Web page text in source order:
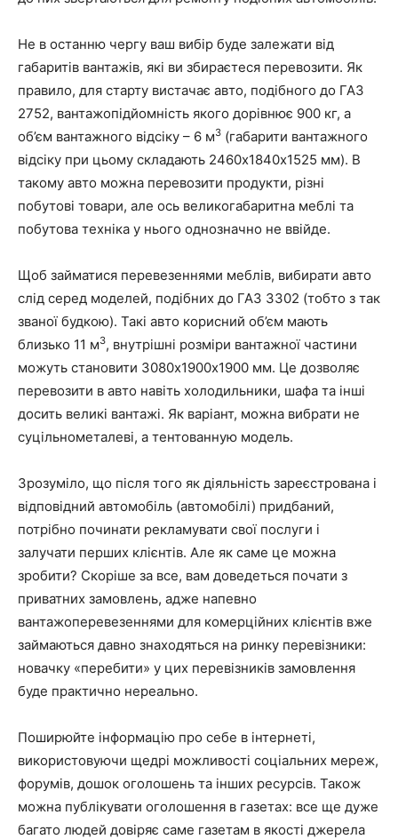
Не в останню чергу ваш вибір буде залежати від
габаритів вантажів, які ви збираєтеся перевозити. Як
правило, для старту вистачає авто, подібного до ГАЗ
2752, вантажопідйомність якого дорівнює 900 кг, а
об’єм вантажного відсіку – 6 м3 (габарити вантажного
відсіку при цьому складають 2460х1840х1525 мм). В
такому авто можна перевозити продукти, різні
побутові товари, але ось великогабаритна меблі та
побутова техніка у нього однозначно не ввійде.
Щоб займатися перевезеннями меблів, вибирати авто
слід серед моделей, подібних до ГАЗ 3302 (тобто з так
званої будкою). Такі авто корисний об’єм мають
близько 11 м3, внутрішні розміри вантажної частини
можуть становити 3080х1900х1900 мм. Це дозволяє
перевозити в авто навіть холодильники, шафа та інші
досить великі вантажі. Як варіант, можна вибрати не
суцільнометалеві, а тентованную модель.
Зрозуміло, що після того як діяльність зареєстрована і
відповідний автомобіль (автомобілі) придбаний,
потрібно починати рекламувати свої послуги і
залучати перших клієнтів. Але як саме це можна
зробити? Скоріше за все, вам доведеться почати з
приватних замовлень, адже напевно
вантажоперевезеннями для комерційних клієнтів вже
займаються давно знаходяться на ринку перевізники:
новачку «перебити» у цих перевізників замовлення
буде практично нереально.
Поширюйте інформацію про себе в інтернеті,
використовуючи щедрі можливості соціальних мереж,
форумів, дошок оголошень та інших ресурсів. Також
можна публікувати оголошення в газетах: все ще дуже
багато людей довіряє саме газетам в якості джерела